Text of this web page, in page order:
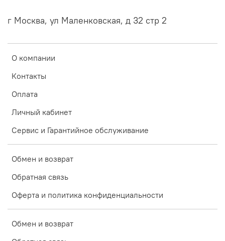
О компании
Контакты
Оплата
Личный кабинет
Сервис и Гарантийное обслуживание
Обмен и возврат
Обратная связь
Оферта и политика конфиденциальности
Обмен и возврат
г Москва, ул Маленковская, д 32 стр 2